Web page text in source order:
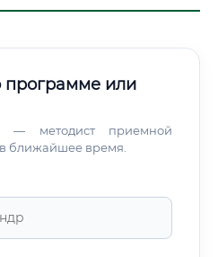
программе или
— методист приемной
ближайшее время.